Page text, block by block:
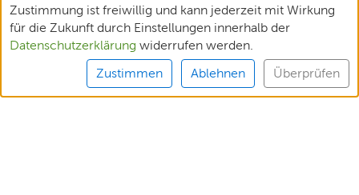
Zustimmung ist freiwillig und kann jederzeit mit Wirkung
für die Zukunft durch Einstellungen innerhalb der
Datenschutzerklärung widerrufen werden.
Zustimmen Ablehnen Überprüfen